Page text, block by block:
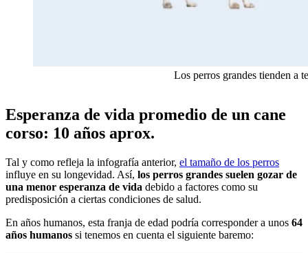
Los perros grandes tienden a
Esperanza de vida promedio de un cane
corso: 10 años aprox.
Tal y como refleja la infografía anterior, el tamaño de los perros
influye en su longevidad. Así, los perros grandes suelen gozar de
una menor esperanza de vida debido a factores como su
predisposición a ciertas condiciones de salud.
En años humanos, esta franja de edad podría corresponder a unos 64
años humanos si tenemos en cuenta el siguiente baremo: